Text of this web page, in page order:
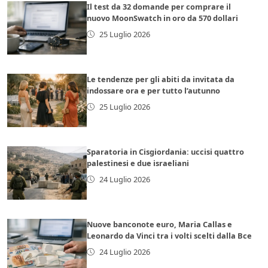
Il test da 32 domande per comprare il
nuovo MoonSwatch in oro da 570 dollari
25 Luglio 2026
Le tendenze per gli abiti da invitata da
indossare ora e per tutto l’autunno
25 Luglio 2026
Sparatoria in Cisgiordania: uccisi quattro
palestinesi e due israeliani
24 Luglio 2026
Nuove banconote euro, Maria Callas e
Leonardo da Vinci tra i volti scelti dalla Bce
24 Luglio 2026